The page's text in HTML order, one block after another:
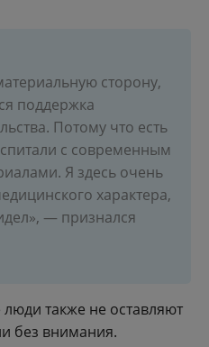
сторону,
поддержка
Потому что есть
с современным
Я здесь очень
характера,
— признался
также не оставляют
без внимания.